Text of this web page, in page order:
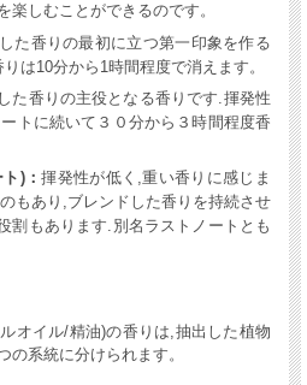
しむことができるのです。
た香りの最初に立つ第一印象を作る
は10分から1時間程度で消えます。
た香りの主役となる香りです.揮発性
トに続いて３０分から３時間程度香
ト)：揮発性が低く,重い香りに感じま
もあり,ブレンドした香りを持続させ
割もあります.別名ラストノートとも
オイル/精油)の香りは,抽出した植物
の系統に分けられます。